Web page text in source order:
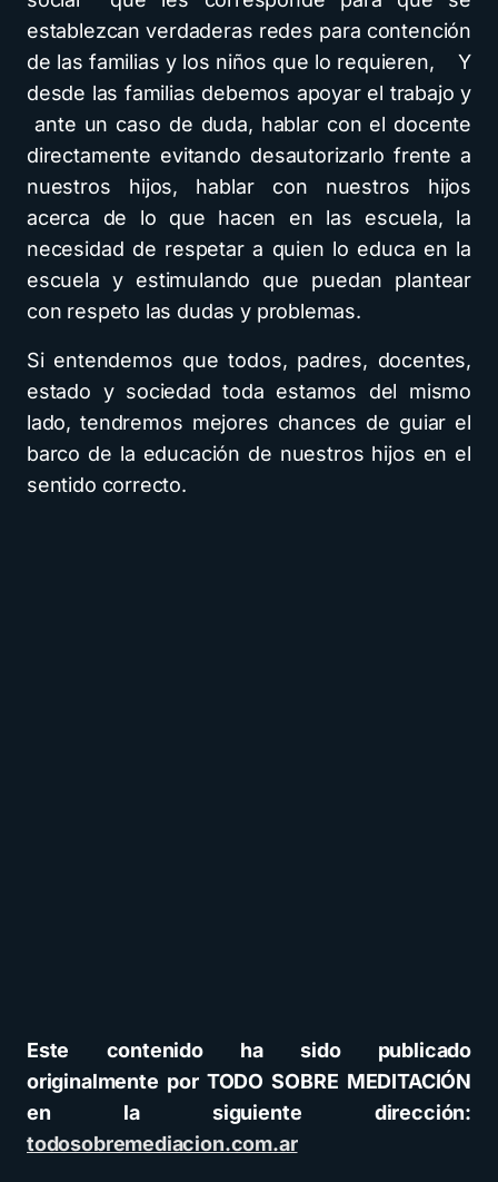
establezcan verdaderas redes para contención
de las familias y los niños que lo requieren, Y
desde las familias debemos apoyar el trabajo y
ante un caso de duda, hablar con el docente
directamente evitando desautorizarlo frente a
nuestros hijos, hablar con nuestros hijos
acerca de lo que hacen en las escuela, la
necesidad de respetar a quien lo educa en la
escuela y estimulando que puedan plantear
con respeto las dudas y problemas.
Si entendemos que todos, padres, docentes,
estado y sociedad toda estamos del mismo
lado, tendremos mejores chances de guiar el
barco de la educación de nuestros hijos en el
sentido correcto.
Este contenido ha sido publicado
originalmente por TODO SOBRE MEDITACIÓN
en la siguiente dirección:
todosobremediacion.com.ar